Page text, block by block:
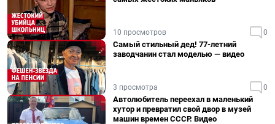
10 просмотров 0
Самый стильный дед! 77-летний
заводчанин стал моделью — видео
3 просмотра 0
Автолюбитель переехал в маленький
хутор и превратил свой двор в музей
машин времен СССР. Видео